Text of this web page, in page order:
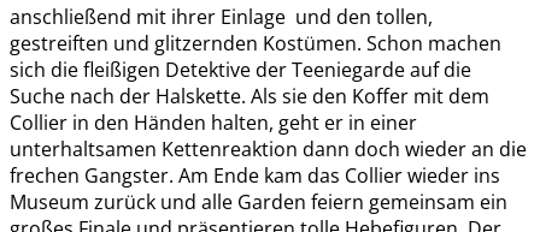
anschließend mit ihrer Einlage und den tollen,
gestreiften und glitzernden Kostümen. Schon machen
sich die fleißigen Detektive der Teeniegarde auf die
Suche nach der Halskette. Als sie den Koffer mit dem
Collier in den Händen halten, geht er in einer
unterhaltsamen Kettenreaktion dann doch wieder an die
frechen Gangster. Am Ende kam das Collier wieder ins
Museum zurück und alle Garden feiern gemeinsam ein